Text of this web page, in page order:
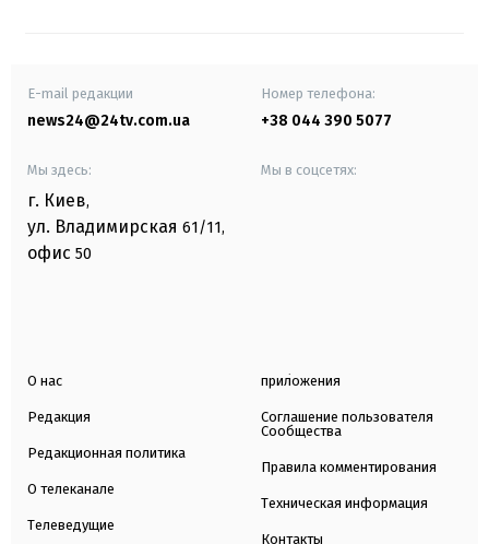
E-mail редакции
news24@24tv.com.ua
Номер телефона:
+38 044 390 5077
Мы здесь:
г. Киев,
ул. Владимирская 61/11,
офис 50
Мы в соцсетях:
О нас
Редакция
Редакционная политика
О телеканале
Телеведущие
приложения
Соглашение пользователя
Сообщества
Правила комментирования
Техническая информация
Контакты